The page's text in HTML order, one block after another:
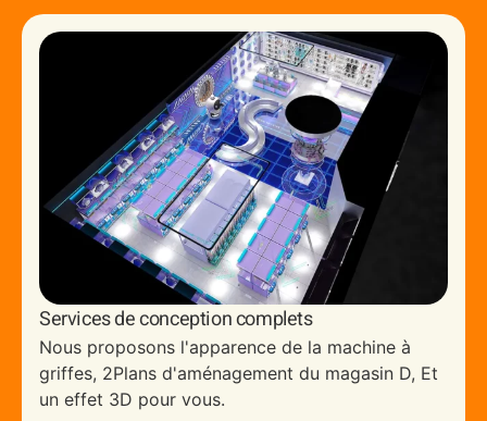
Services de conception complets
Nous proposons l'apparence de la machine à
griffes, 2Plans d'aménagement du magasin D, Et
un effet 3D pour vous.